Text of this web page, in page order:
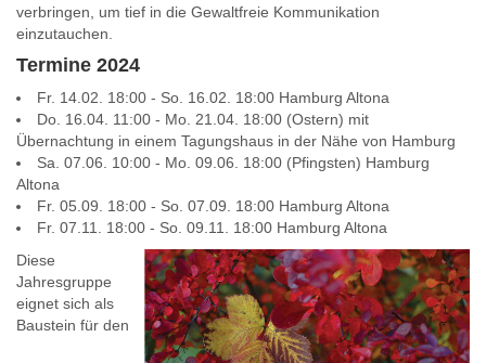
verbringen, um tief in die Gewaltfreie Kommunikation
einzutauchen.
Termine 2024
Fr. 14.02. 18:00 - So. 16.02. 18:00 Hamburg Altona
Do. 16.04. 11:00 - Mo. 21.04. 18:00 (Ostern) mit
Übernachtung in einem Tagungshaus in der Nähe von Hamburg
Sa. 07.06. 10:00 - Mo. 09.06. 18:00 (Pfingsten) Hamburg
Altona
Fr. 05.09. 18:00 - So. 07.09. 18:00 Hamburg Altona
Fr. 07.11. 18:00 - So. 09.11. 18:00 Hamburg Altona
Diese
Jahresgruppe
eignet sich als
Baustein für den